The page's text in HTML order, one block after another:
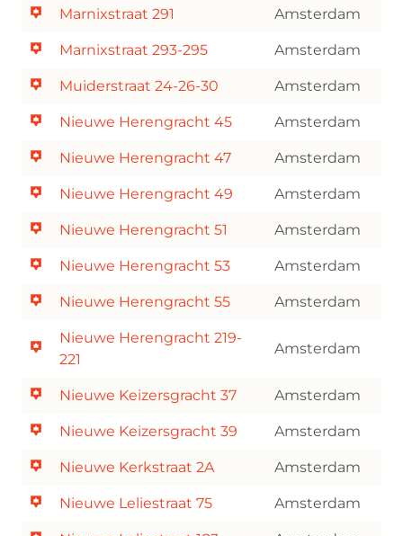
Marnixstraat 291 Amsterdam
Marnixstraat 293-295 Amsterdam
Muiderstraat 24-26-30 Amsterdam
Nieuwe Herengracht 45 Amsterdam
Nieuwe Herengracht 47 Amsterdam
Nieuwe Herengracht 49 Amsterdam
Nieuwe Herengracht 51 Amsterdam
Nieuwe Herengracht 53 Amsterdam
Nieuwe Herengracht 55 Amsterdam
Nieuwe Herengracht 219-
221
Amsterdam
Nieuwe Keizersgracht 37 Amsterdam
Nieuwe Keizersgracht 39 Amsterdam
Nieuwe Kerkstraat 2A Amsterdam
Nieuwe Leliestraat 75 Amsterdam